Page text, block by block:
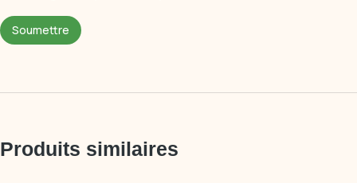
Produits similaires